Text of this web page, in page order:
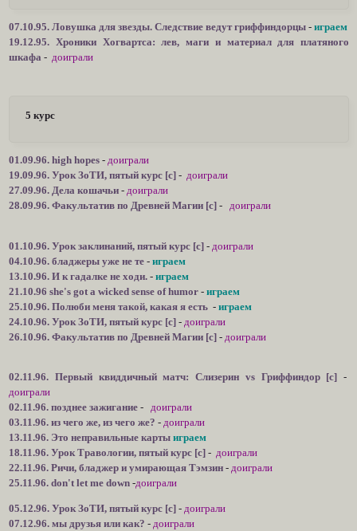
07.10.95. Ловушка для звезды. Следствие ведут гриффиндорцы - играем
19.12.95. Хроники Хогвартса: лев, маги и материал для платяного
шкафа - доиграли
5 курс
01.09.96. high hopes - доиграли
19.09.96. Урок ЗоТИ, пятый курс [c] - доиграли
27.09.96. Дела кошачьи - доиграли
28.09.96. Факультатив по Древней Магии [с] - доиграли
01.10.96. Урок заклинаний, пятый курс [c] - доиграли
04.10.96. бладжеры уже не те - играем
13.10.96. И к гадалке не ходи. - играем
21.10.96 she's got a wicked sense of humor - играем
25.10.96. Полюби меня такой, какая я есть - играем
24.10.96. Урок ЗоТИ, пятый курс [c] - доиграли
26.10.96. Факультатив по Древней Магии [с] - доиграли
02.11.96. Первый квиддичный матч: Слизерин vs Гриффиндор [c]
-
доиграли
02.11.96. позднее зажигание - доиграли
03.11.96. из чего же, из чего же? - доиграли
13.11.96. Это неправильные карты играем
18.11.96. Урок Травологии, пятый курс [с] - доиграли
22.11.96. Ричи, бладжер и умирающая Тэмзин - доиграли
25.11.96. don't let me down -доиграли
05.12.96. Урок ЗоТИ, пятый курс [c] - доиграли
07.12.96. мы друзья или как? - доиграли